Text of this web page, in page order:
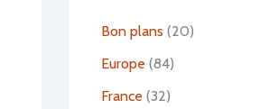
Bon plans (20)
Europe (84)
France (32)